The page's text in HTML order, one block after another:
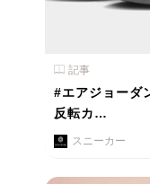
記事
#エアジョーダ
反転カ…
スニーカー